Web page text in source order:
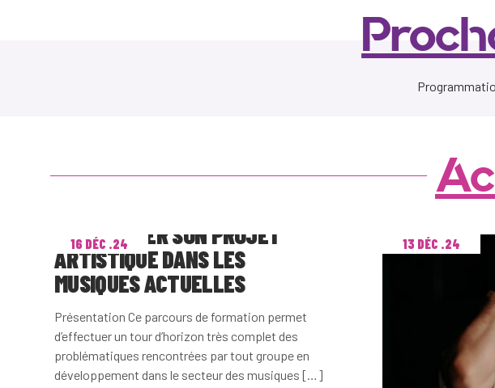
DÉVELOPPER SON PROJET
ARTISTIQUE DANS LES
MUSIQUES ACTUELLES
Présentation Ce parcours de formation permet
d’effectuer un tour d’horizon très complet des
problématiques rencontrées par tout groupe en
développement dans le secteur des musiques […]
16 DÉC .24 13 DÉC .24